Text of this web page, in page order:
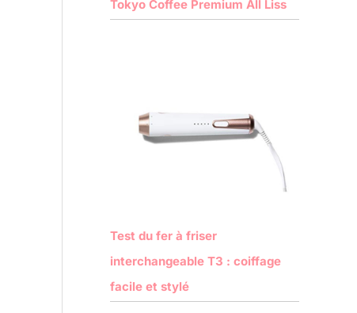
Tokyo Coffee Premium All Liss
Test du fer à friser
interchangeable T3 : coiffage
facile et stylé